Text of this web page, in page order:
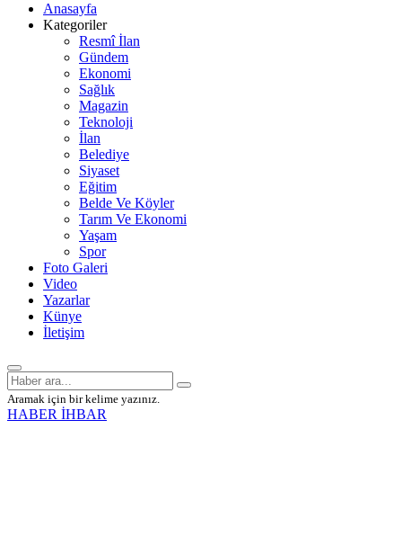
Anasayfa
Kategoriler
Resmî İlan
Gündem
Ekonomi
Sağlık
Magazin
Teknoloji
İlan
Belediye
Siyaset
Eğitim
Belde Ve Köyler
Tarım Ve Ekonomi
Yaşam
Spor
Foto Galeri
Video
Yazarlar
Künye
İletişim
Aramak için bir kelime yazınız.
HABER İHBAR